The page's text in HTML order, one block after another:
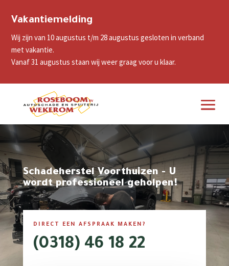
Vakantiemelding
Wij zijn van 10 augustus t/m 28 augustus gesloten in verband
met vakantie.
Vanaf 31 augustus staan wij weer graag voor u klaar.
Schadeherstel Voorthuizen - U
wordt professioneel geholpen!
DIRECT EEN AFSPRAAK MAKEN?
(0318) 46 18 22